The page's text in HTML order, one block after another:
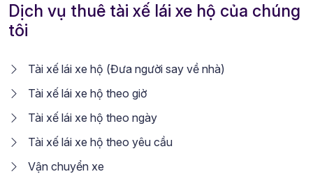
Dịch vụ thuê tài xế lái xe hộ của chúng
tôi
Tài xế lái xe hộ (Đưa người say về nhà)
Tài xế lái xe hộ theo giờ
Tài xế lái xe hộ theo ngày
Tài xế lái xe hộ theo yêu cầu
Vận chuyển xe